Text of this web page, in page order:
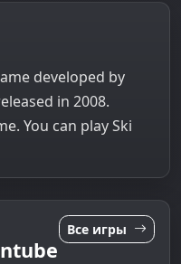
developed by
in 2008.
You can play Ski
Все игры